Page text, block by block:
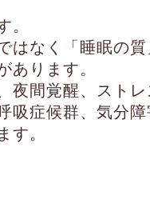
。
はなく「睡眠の質
あります。
夜間覚醒、スト
吸症候群、気分
す。